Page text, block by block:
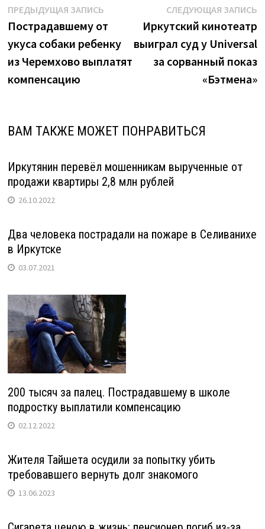
Навигация
по
записям
ПРЕДЫДУЩАЯ ЗАПИСЬПредыдущая
запись:
Пострадавшему от
укуса собаки ребенку
из Черемхово выплатят
компенсацию
СЛЕДУЮЩАЯ ЗАПИСЬ
Иркутский кинотеатр
выиграл суд у Universal
за сорванный показ
«Бэтмена»
ВАМ ТАКЖЕ МОЖЕТ ПОНРАВИТЬСЯ
Иркутянин перевёл мошенникам вырученные от
продажи квартиры 2,8 млн рублей
26.10.2022
Два человека пострадали на пожаре в Селиванихе
в Иркутске
03.07.2021
200 тысяч за палец. Пострадавшему в школе
подростку выплатили компенсацию
02.12.2022
Жителя Тайшета осудили за попытку убить
требовавшего вернуть долг знакомого
13.06.2023